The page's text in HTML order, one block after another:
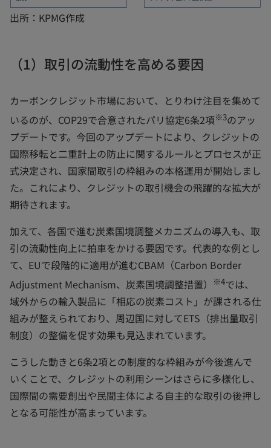
出所：KPMG作成
（1）取引の流動性を高める要因
カーボンクレジット市場において、とりわけ注目を集めて
いるのが、COP29で合意されたパリ協定6条2項※3のアッ
プデートです。今回のアップデートにより、クレジットの
国際移転と二重計上の防止に関するルールとプロセスが正
式決定され、国家間取引の枠組みの本格運用が開始しまし
た。これにより、クレジットの取引機会の飛躍的な拡大が
期待されます。
加えて、各国で進む炭素国境調整メカニズムの導入も、取
引の流動性向上に拍車をかける要因です。代表的な例とし
て、EUで段階的に適用が進むCBAM（Carbon Border
Adjustment Mechanism、炭素国境調整措置）
※4では、
域外からの輸入製品に「相応の炭素コスト」が課される仕
組みが整えられており、周辺国に対してETS（排出量取引
制度）の整備を促す効果も見込まれています。
こうした動きと6条2項との制度的な枠組みが今後進んで
いくことで、クレジットの利用シーンはさらに多様化し、
国際間の需要創出や民間主体による自主的な取引の後押し
となる可能性が高まっています。